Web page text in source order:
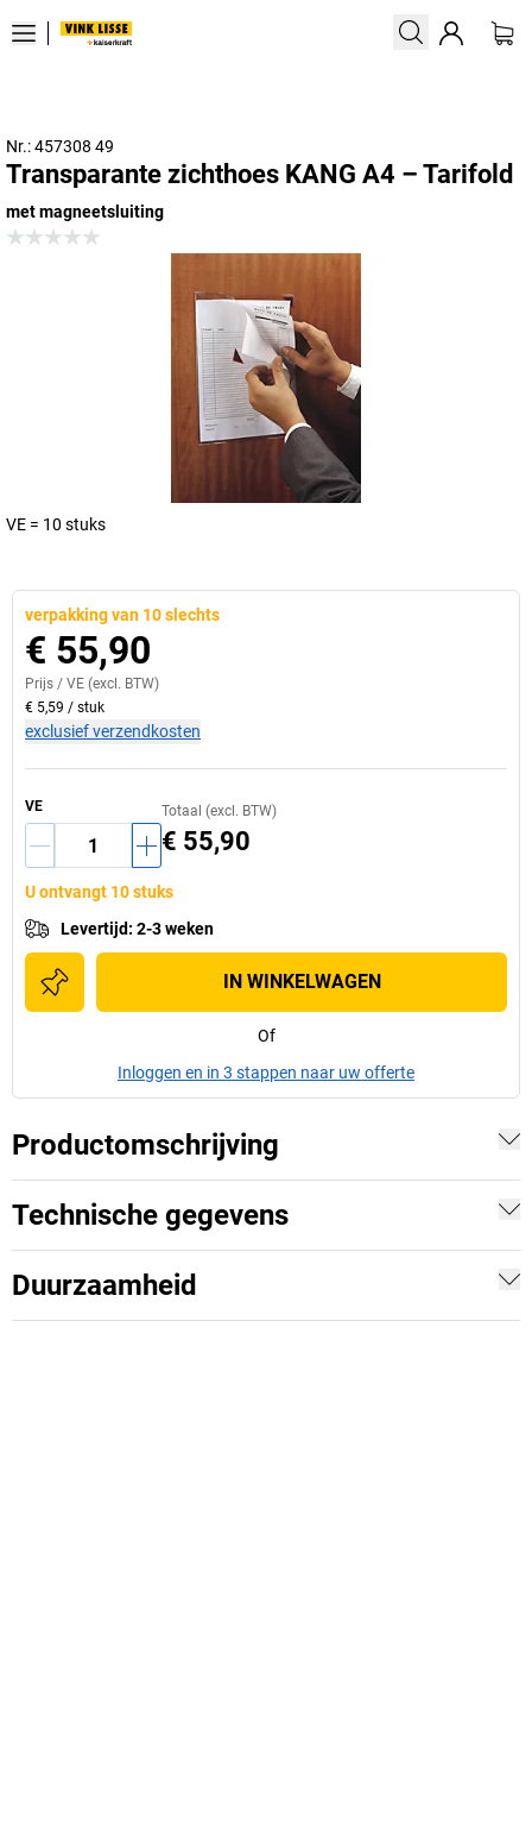
Nr.: 457308 49
Transparante zichthoes KANG A4 – Tarifold
met magneetsluiting
VE = 10 stuks
verpakking van 10 slechts
€ 55,90
Prijs / VE (excl. BTW)
€ 5,59 / stuk
exclusief verzendkosten
VE Totaal (excl. BTW)
€ 55,90
U ontvangt 10 stuks
Levertijd: 2-3 weken
IN WINKELWAGEN
Of
Inloggen en in 3 stappen naar uw offerte
Productomschrijving
Technische gegevens
Duurzaamheid